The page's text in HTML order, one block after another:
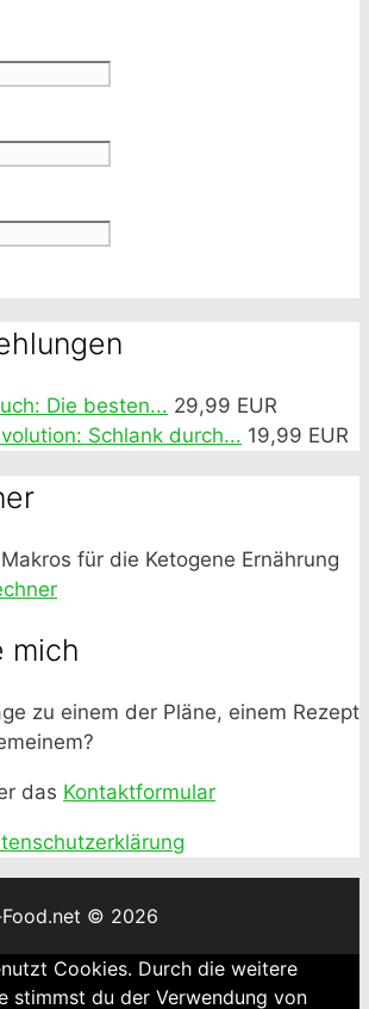
Die besten... 29,99 EUR
Schlank durch... 19,99 EUR
für die Ketogene Ernährung
mich
zu einem der Pläne, einem Rezept
das Kontaktformular
© 2026
Cookies. Durch die weitere
stimmst du der Verwendung von